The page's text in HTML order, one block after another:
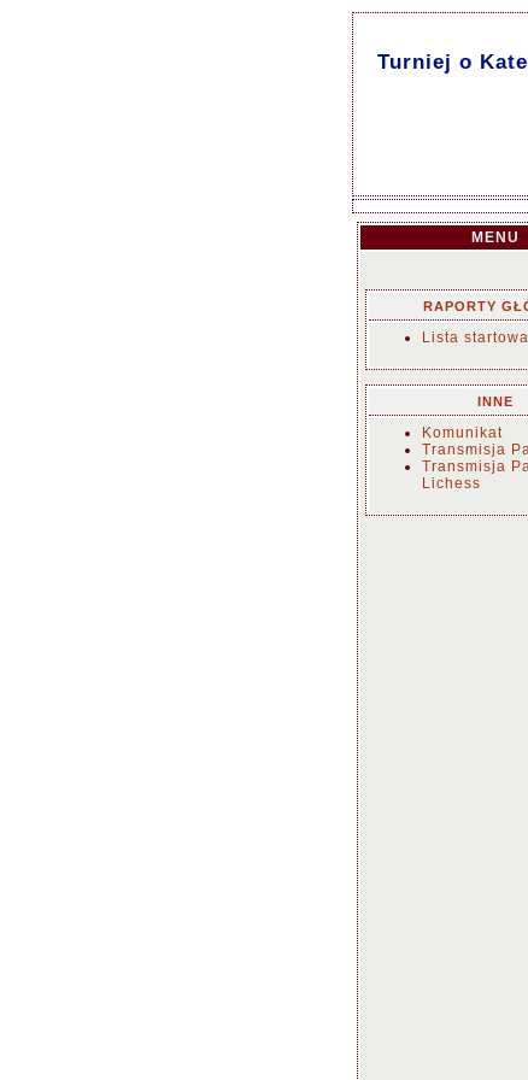
Turniej o
MENU
RAPORTY
Lista startowa
INNE
Komunikat
Transmisja
Transmisja
Lichess